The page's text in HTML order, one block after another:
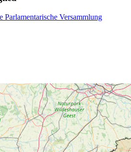
Parlamentarische Versammlung